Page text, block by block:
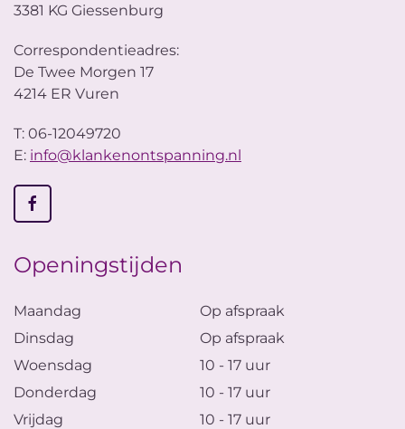
3381 KG Giessenburg
Correspondentieadres:
De Twee Morgen 17
4214 ER Vuren
T: 06-12049720
E: info@klankenontspanning.nl
Openingstijden
Maandag
Op afspraak
Dinsdag
Op afspraak
Woensdag
10 - 17 uur
Donderdag
10 - 17 uur
Vrijdag
10 - 17 uur